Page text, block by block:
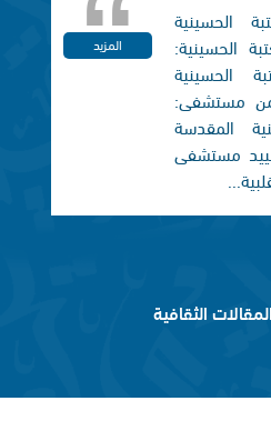
الحسينية
الحسينية:
الحسينية
تنجز 50% من مستشفى:
المقدسة
مستشفى
المزيد
الثقافية